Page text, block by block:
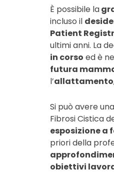
È possibile la
incluso il
Patient
ultimi anni. La
in corso ed è
futura
l’allattamento
Si può avere una
Fibrosi Cistica
esposizione
priori della
obiettivi